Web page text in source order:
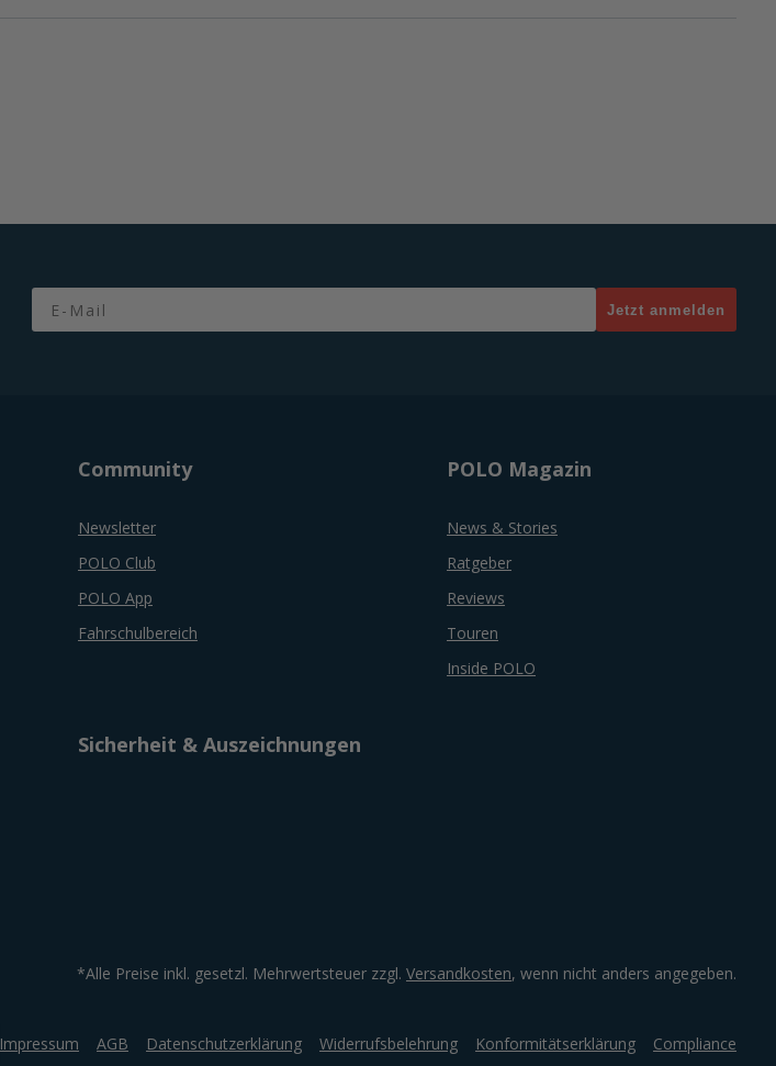
Email
Jetzt anmelden
Community
Newsletter
POLO Club
POLO App
Fahrschulbereich
POLO Magazin
News & Stories
Ratgeber
Reviews
Touren
Inside POLO
Sicherheit & Auszeichnungen
*Alle Preise inkl. gesetzl. Mehrwertsteuer zzgl. Versandkosten, wenn nicht anders angegeben.
Impressum AGB Datenschutzerklärung Widerrufsbelehrung Konformitätserklärung Compliance